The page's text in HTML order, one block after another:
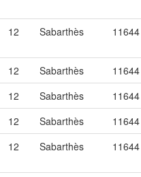
12 Sabarthès 11644
12 Sabarthès
11644
12 Sabarthès
11644
12 Sabarthès
11644
12 Sabarthès 11644